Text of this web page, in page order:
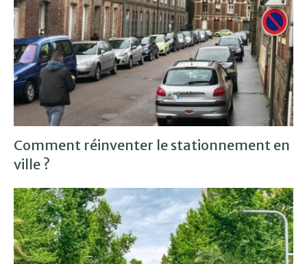
Comment réinventer le stationnement en
ville ?